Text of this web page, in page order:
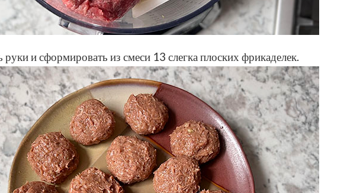
руки и сформировать из смеси 13 слегка плоских фрикаделек.